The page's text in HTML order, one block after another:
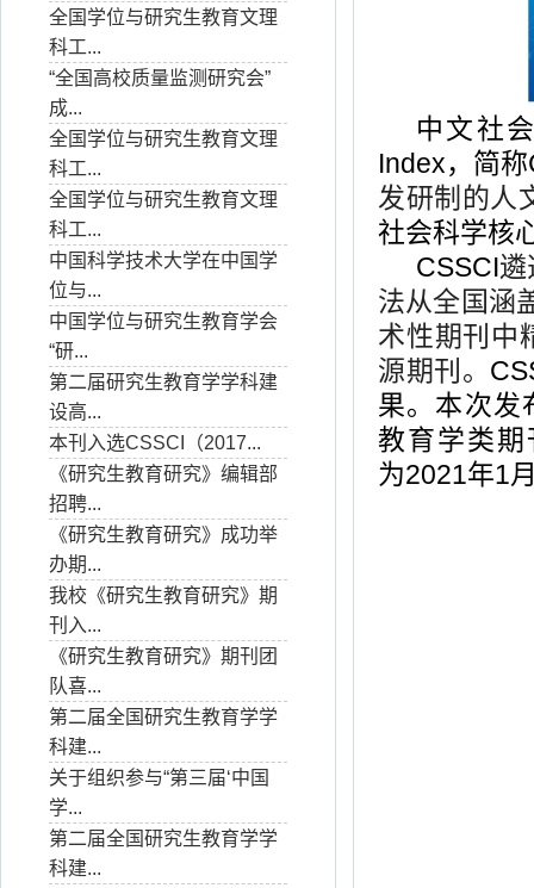
全国学位与研究生教育文理
科工...
“全国高校质量监测研究会”
成...
全国学位与研究生教育文理
科工...
全国学位与研究生教育文理
科工...
中国科学技术大学在中国学
位与...
中国学位与研究生教育学会
“研...
第二届研究生教育学学科建
设高...
本刊入选CSSCI（2017...
《研究生教育研究》编辑部
招聘...
《研究生教育研究》成功举
办期...
我校《研究生教育研究》期
刊入...
《研究生教育研究》期刊团
队喜...
第二届全国研究生教育学学
科建...
关于组织参与“第三届‘中国
学...
第二届全国研究生教育学学
科建...
中文社
Index，简称
发研制的人
社会科学核
CSSCI遴
法从全国涵
术性期刊中
源期刊。
果。本次发
教育学类期
为2021年1